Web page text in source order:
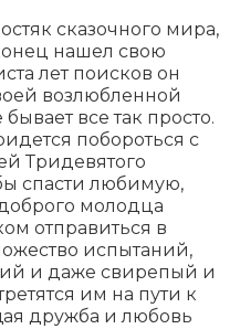
сказочного мира,
нашел свою
лет поисков он
возлюбленной
все так просто.
побороться с
Тридевятого
спасти любимую,
молодца
отправиться в
испытаний,
и даже свирепый и
им на пути к
дружба и любовь